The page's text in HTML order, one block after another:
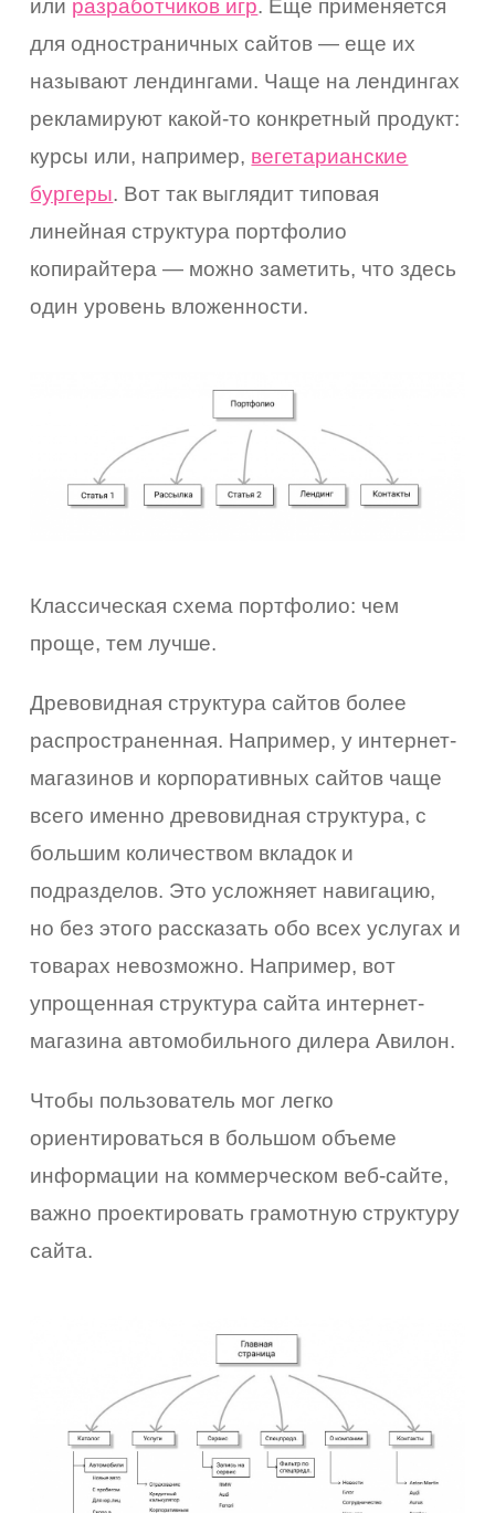
или разработчиков игр. Еще применяется
для одностраничных сайтов — еще их
называют лендингами. Чаще на лендингах
рекламируют какой-то конкретный продукт:
курсы или, например, вегетарианские
бургеры. Вот так выглядит типовая
линейная структура портфолио
копирайтера — можно заметить, что здесь
один уровень вложенности.
Классическая схема портфолио: чем
проще, тем лучше.
Древовидная структура сайтов более
распространенная. Например, у интернет-
магазинов и корпоративных сайтов чаще
всего именно древовидная структура, с
большим количеством вкладок и
подразделов. Это усложняет навигацию,
но без этого рассказать обо всех услугах и
товарах невозможно. Например, вот
упрощенная структура сайта интернет-
магазина автомобильного дилера Авилон.
Чтобы пользователь мог легко
ориентироваться в большом объеме
информации на коммерческом веб-сайте,
важно проектировать грамотную структуру
сайта.